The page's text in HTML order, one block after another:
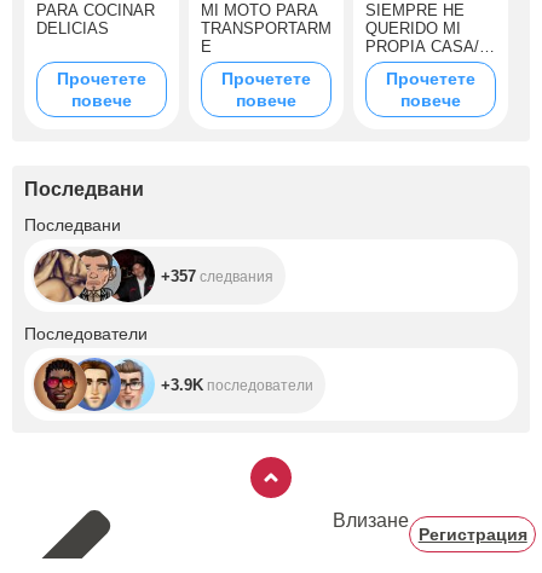
PARA COCINAR
DELICIAS
Прочетете
повече
MI MOTO PARA
TRANSPORTARM
E
Прочетете
повече
SIEMPRE HE
QUERIDO MI
PROPIA CASA/
MY OWN HOUSE
Прочетете
повече
Последвани
Последвани
+357 следвания
Последователи
+3.9K последователи
Влизане
Регистрация